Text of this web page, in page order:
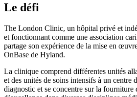
Le défi
The London Clinic, un hôpital privé et
et fonctionnant comme une association
partage son expérience de la mise en
OnBase de Hyland.
La clinique comprend différentes unités
et des unités de soins intensifs à un centre
diagnostic et se concentre sur la fourniture